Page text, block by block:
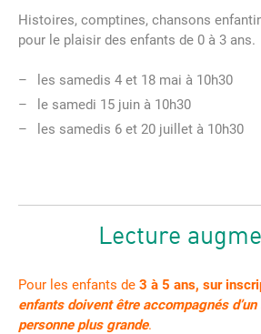
Histoires, comptines, chansons
pour le plaisir des enfants de 0 à 3 ans.
les samedis 4 et 18 mai à 10h30
le samedi 15 juin à 10h30
les samedis 6 et 20 juillet à 10h30
Lecture
Pour les enfants de 3 à 5 ans, sur
enfants doivent être accompagnés d’un
personne plus grande.